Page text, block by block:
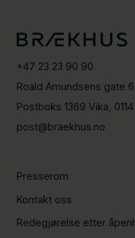
+47 23 23 90 90
Roald Amundsens gate 6
Postboks 1369 Vika,
post@braekhus.no
Presserom
Kontakt oss
Redegjørelse etter